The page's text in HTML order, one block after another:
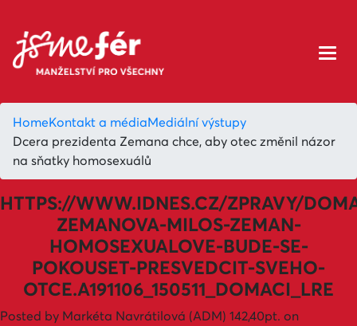
HomeKontakt a médiaMediální výstupy
Dcera prezidenta Zemana chce, aby otec změnil názor
na sňatky homosexuálů
HTTPS://WWW.IDNES.CZ/ZPRAVY/
ZEMANOVA-MILOS-ZEMAN-
HOMOSEXUALOVE-BUDE-SE-
POKOUSET-PRESVEDCIT-SVEHO-
OTCE.A191106_150511_DOMACI_LRE
Posted by Markéta Navrátilová (ADM) 142,40pt. on